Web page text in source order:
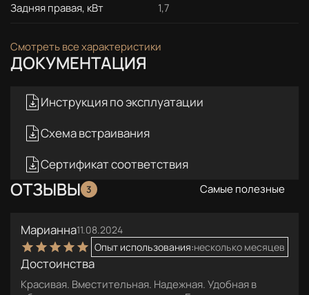
Задняя правая, кВт 1,7
Смотреть все характеристики
ДОКУМЕНТАЦИЯ
Инструкция по эксплуатации
Схема встраивания
Сертификат соответствия
ОТЗЫВЫ 3 Самые полезные
Марианна11.08.2024
Опыт использования:несколько месяцев
Достоинства
Красивая. Вместительная. Надежная. Удобная в